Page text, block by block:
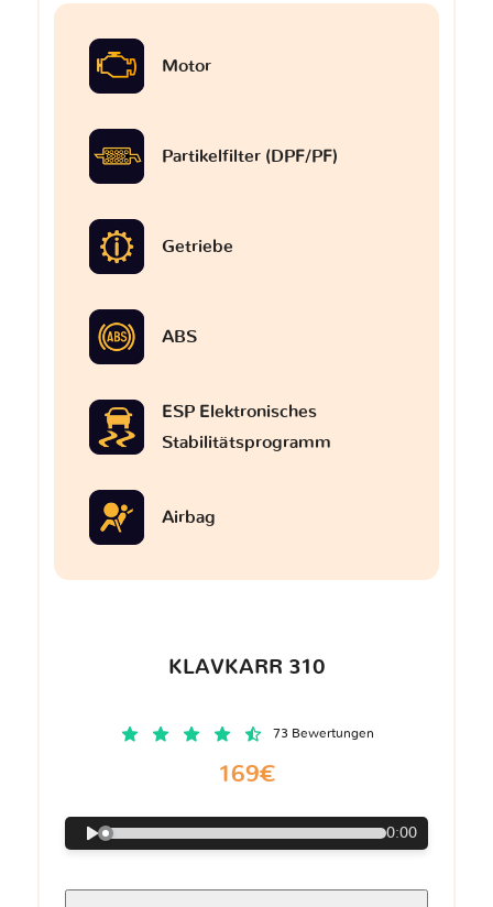
Motor
Partikelfilter (DPF/PF)
Getriebe
ABS
ESP Elektronisches
Stabilitätsprogramm
Airbag
KLAVKARR 310
73 Bewertungen
169€
0:00